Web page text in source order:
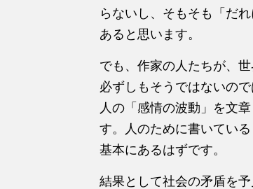
らないし、そもそも「だ
あると思います。
でも、作家の人たちが、
必ずしもそうではないの
人の「感情の波動」を文
す。人のために書いてい
基本にあるはずです。
結果として社会の矛盾を